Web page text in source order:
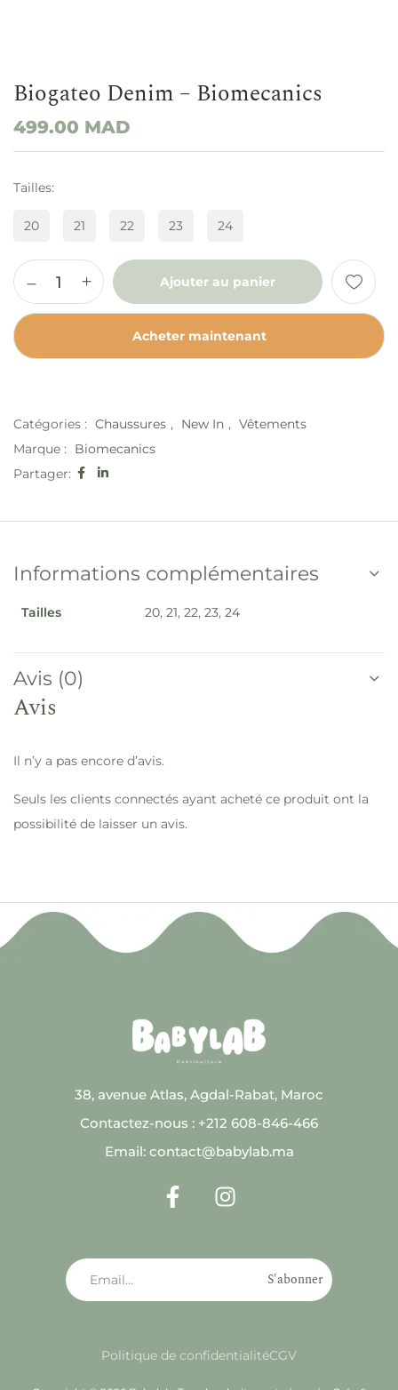
Biogateo Denim – Biomecanics
499.00 MAD
Tailles
20 21 22 23 24
Ajouter au panier
Acheter maintenant
Catégories : Chaussures , New In , Vêtements
Marque :
Biomecanics
Partager:
Informations complémentaires
Tailles 20, 21, 22, 23, 24
Avis (0)
Avis
Il n’y a pas encore d’avis.
Seuls les clients connectés ayant acheté ce produit ont la
possibilité de laisser un avis.
38, avenue Atlas, Agdal-Rabat, Maroc
Contactez-nous : +212 608-846-466
Email: contact@babylab.ma
S'abonner
Politique de confidentialitéCGV